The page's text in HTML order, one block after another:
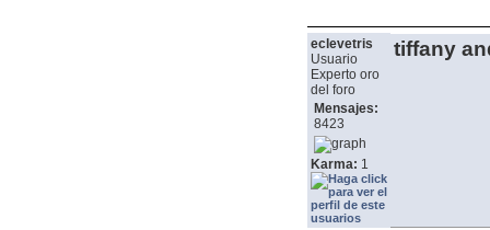
eclevetris
Usuario
Experto oro
del foro
Mensajes:
8423
Karma: 1
tiffany